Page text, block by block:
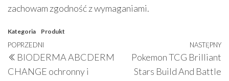
zachowam zgodność z wymaganiami.
Kategoria Produkt
Nawigacja
wpisu
Poprzedni
wpis
POPRZEDNI
BIODERMA ABCDERM
CHANGE ochronny i
NASTĘPNY
Pokemon TCG Brilliant
Stars Build And Battle